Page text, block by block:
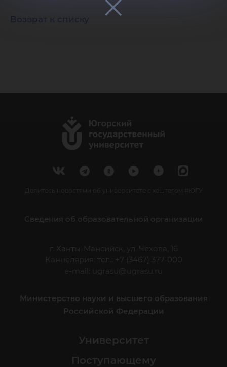
Возврат к списку
Делитесь новостями об университете с хештегом #ЮГУ
Сведения об образовательной организации
г. Ханты-Мансийск, ул. Чехова, 16
Канцелярия: тел.: +7 (3467) 377-000
e-mail:
ugrasu@ugrasu.ru
Министерство науки и высшего образования
Российской Федерации
Университет
Поступающему